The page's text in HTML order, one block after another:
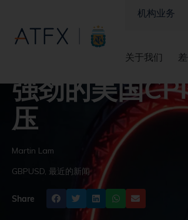
机构业务
关于我们
市场新闻及观点►强劲的
强劲的美国
压
Martin Lam
GBPUSD, 最近的新闻
Share